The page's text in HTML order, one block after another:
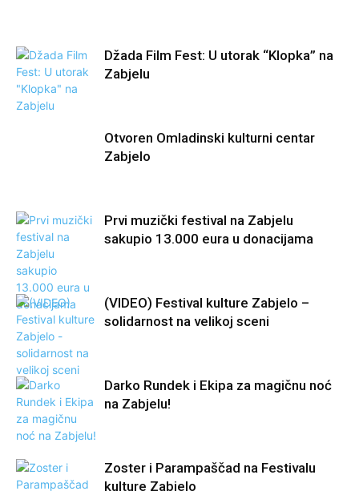
Džada Film Fest: U utorak “Klopka” na
Zabjelu
Otvoren Omladinski kulturni centar
Zabjelo
Prvi muzički festival na Zabjelu
sakupio 13.000 eura u donacijama
(VIDEO) Festival kulture Zabjelo –
solidarnost na velikoj sceni
Darko Rundek i Ekipa za magičnu noć
na Zabjelu!
Zoster i Parampaščad na Festivalu
kulture Zabjelo